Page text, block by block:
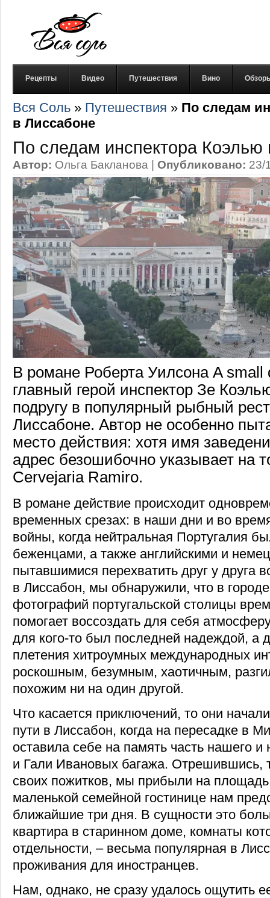
Рецепты Видео Путешествия Вино
Вся Соль » Путешествия » По следам
в Лиссабоне
По следам инспектора Коэлью
Автор: Ольга Бакланова | Опубликовано: 23/
В романе Роберта Уилсона A small
главный герой инспектор Зе
подругу в популярный рыбный
Лиссабоне. Автор не особенно
место действия: хотя имя
адрес безошибочно указывает на
Cervejaria Ramiro.
В романе действие происходит
временных срезах: в наши дни и во
войны, когда нейтральная Португалия
беженцами, а также английскими и
пытавшимися перехватить друг у друга
в Лиссабон, мы обнаружили, что в
фотографий португальской столицы
помогает воссоздать для себя
для кого-то был последней надеждой, а
плетения хитроумных международных
роскошным, безумным, хаотичным,
похожим ни на один другой.
Что касается приключений, то они
пути в Лиссабон, когда на пересадке в
оставила себе на память часть нашего
и Гали Ивановых багажа. Отрешившись,
своих пожитков, мы прибыли на
маленькой семейной гостинице нам
ближайшие три дня. В сущности это
квартира в старинном доме, комнаты
отдельности, – весьма популярная в
проживания для иностранцев.
Нам, однако, не сразу удалось ощутить